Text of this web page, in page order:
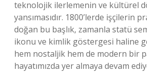
teknolojik ilerlemenin ve kültürel
yansımasıdır. 1800’lerde işçilerin
doğan bu başlık, zamanla statü
ikonu ve kimlik göstergesi haline
hem nostaljik hem de modern bir
hayatımızda yer almaya devam